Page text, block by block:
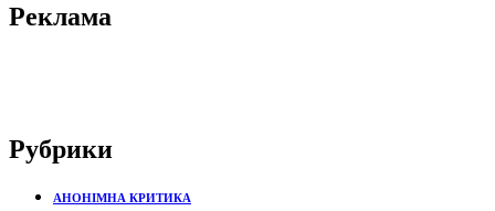
Реклама
Рубрики
АНОНІМНА КРИТИКА